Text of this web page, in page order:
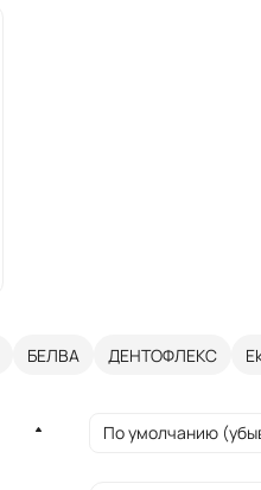
БЕЛВА ДЕНТОФЛЕКС
По умолчанию